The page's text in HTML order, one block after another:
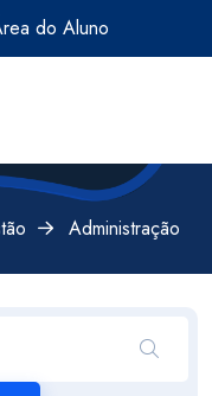
do Aluno
Administração